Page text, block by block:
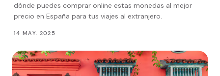
dónde puedes comprar online estas monedas al mejor
precio en España para tus viajes al extranjero.
14 MAY. 2025